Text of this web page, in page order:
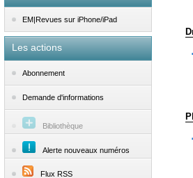
EM|Revues sur iPhone/iPad
Les actions
Abonnement
Demande d'informations
Bibliothèque
Alerte nouveaux numéros
Flux RSS